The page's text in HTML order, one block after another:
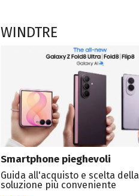
WINDTRE
Smartphone pieghevoli
Guida all'acquisto e scelta della
soluzione più conveniente